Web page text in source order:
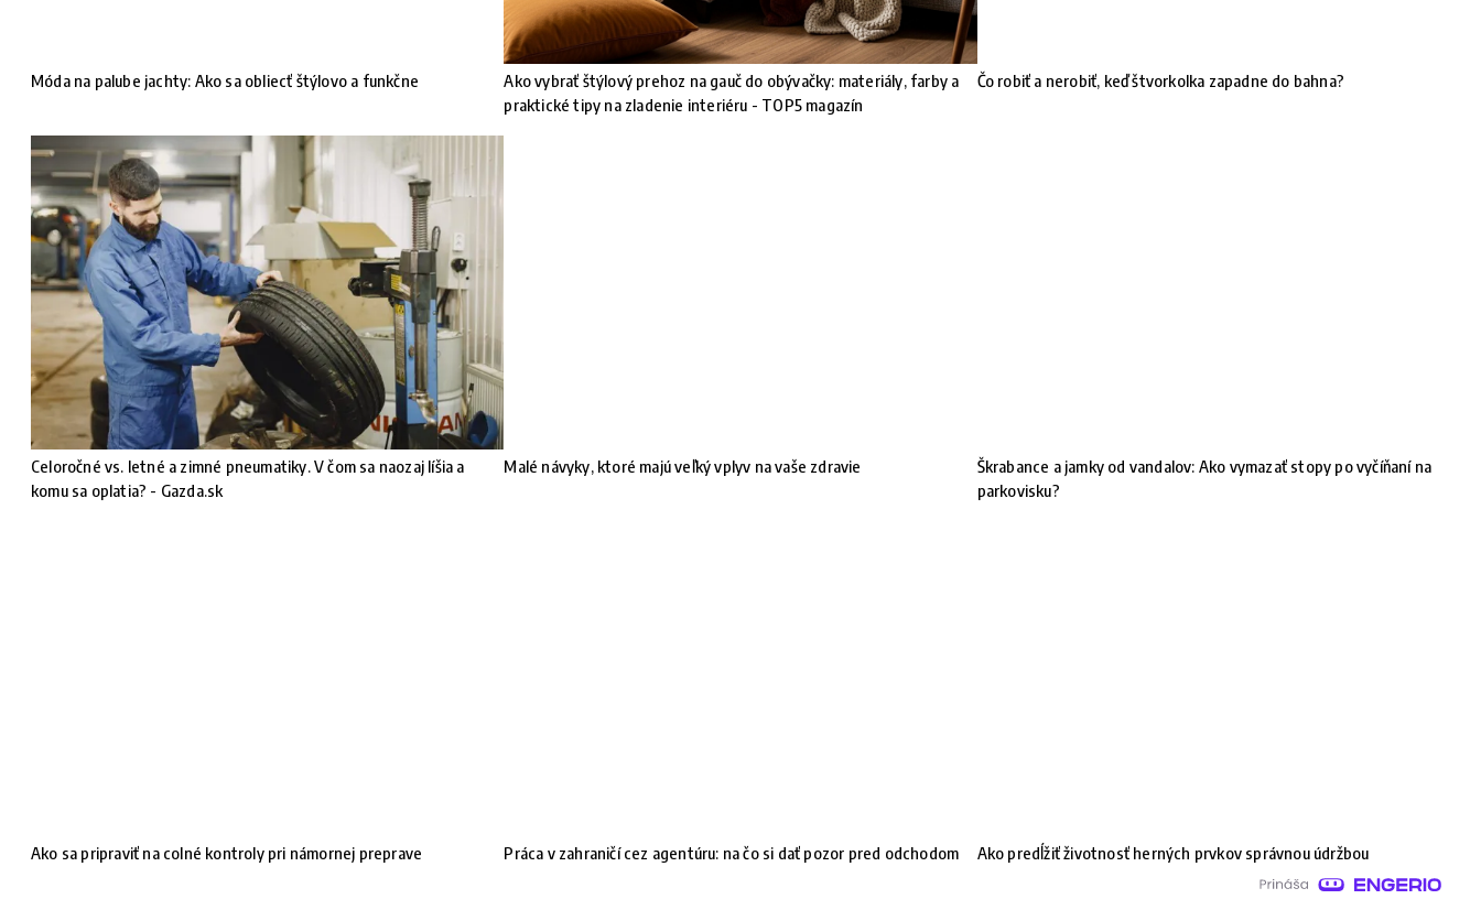
Móda na palube jachty: Ako sa obliecť štýlovo a funkčne
Ako vybrať štýlový prehoz na gauč do obývačky: materiály, farby a
praktické tipy na zladenie interiéru - TOP5 magazín
Čo robiť a nerobiť, keď štvorkolka zapadne do bahna?
Celoročné vs. letné a zimné pneumatiky. V čom sa naozaj líšia a
komu sa oplatia? - Gazda.sk
Malé návyky, ktoré majú veľký vplyv na vaše zdravie
Škrabance a jamky od vandalov: Ako vymazať stopy po vyčíňaní na
parkovisku?
Ako sa pripraviť na colné kontroly pri námornej preprave Práca v zahraničí cez agentúru: na čo si dať pozor pred odchodom Ako predĺžiť životnosť herných prvkov správnou údržbou